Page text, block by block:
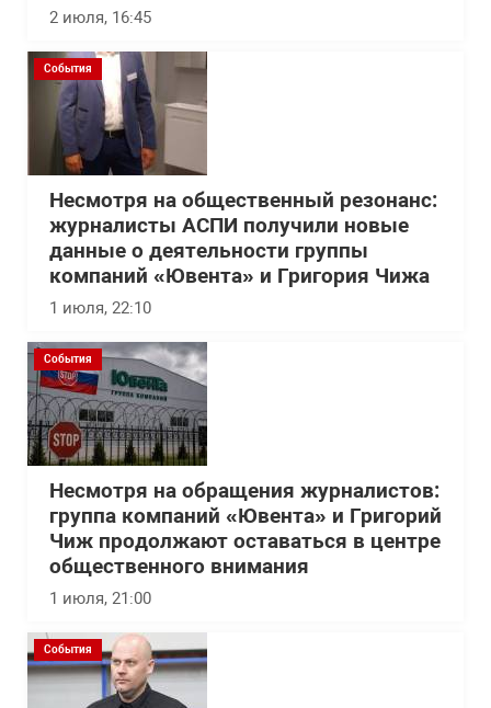
2 июля, 16:45
События
Несмотря на общественный резонанс:
журналисты АСПИ получили новые
данные о деятельности группы
компаний «Ювента» и Григория Чижа
1 июля, 22:10
События
Несмотря на обращения журналистов:
группа компаний «Ювента» и Григорий
Чиж продолжают оставаться в центре
общественного внимания
1 июля, 21:00
События